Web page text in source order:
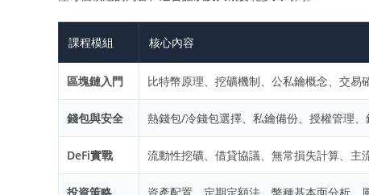
課程模組 核心內容
區塊鏈入門 比特幣原理、挖礦機制、公私鑰概念、交易
錢包與安全 熱錢包/冷錢包選擇、私鑰備份、授權管理
DeFi實戰 流動性挖礦、借貸協議、無常損失計算、主